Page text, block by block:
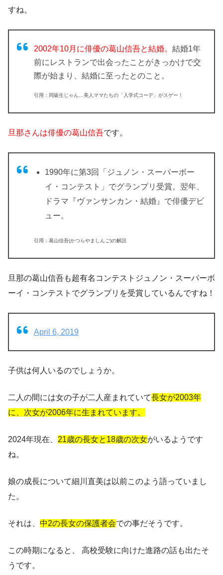
すね。
2002年10月に俳優の葛山信吾と結婚。 結婚1年
前にレストランで出会ったことがきっかけで交
際が始まり、結婚に至ったとのこと。
引用：同級生じゃん…美人ママたちの「入学式コーデ」がスゲー！
旦那さんは俳優の葛山信吾です。
1990年に第3回「ジュノン・スーパーボー
イ・コンテスト」でグランプリ受賞。翌年、
ドラマ『ヴァンサンカン・結婚』で俳優デビ
ュー。
引用：葛山信吾(かつらやましんご)の解説
旦那の葛山信吾も超有名コンテストジュノン・スーパーボ
ーイ・コンテストでグランプリを受賞しているんですね！
April 6, 2019
子供は何人いるのでしょうか。
二人の間には女の子が二人産まれていて長女が2003年
に、次女が2006年に生まれています。
2024年現在、 21歳の長女と18歳の次女がいるようです
ね。
娘の成長について細川直美は以前このよう語っていまし
た。
それは、 中2の長女の保護者会での事だそうです。
この時期になると、 高校受験に向けた進路の話も出たそ
うです。